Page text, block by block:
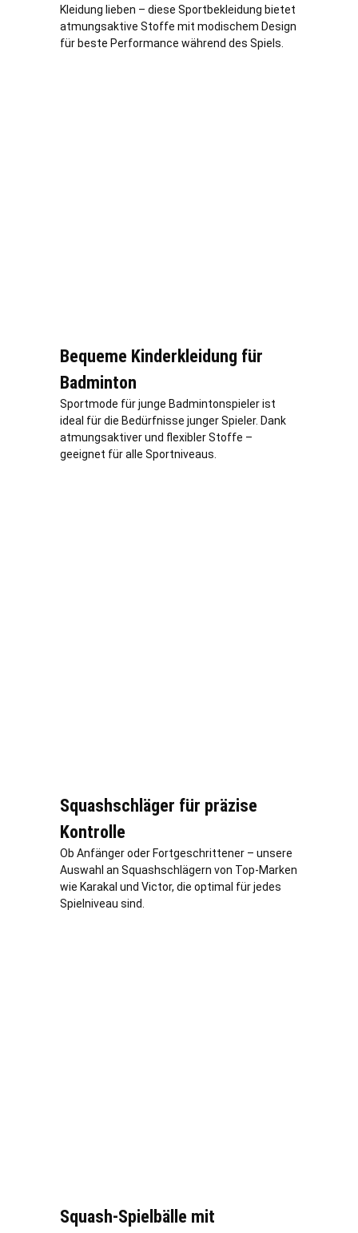
Kleidung lieben – diese Sportbekleidung bietet
atmungsaktive Stoffe mit modischem Design
für beste Performance während des Spiels.
Bequeme Kinderkleidung für
Badminton
Sportmode für junge Badmintonspieler ist
ideal für die Bedürfnisse junger Spieler. Dank
atmungsaktiver und flexibler Stoffe –
geeignet für alle Sportniveaus.
Squashschläger für präzise
Kontrolle
Ob Anfänger oder Fortgeschrittener – unsere
Auswahl an Squashschlägern von Top-Marken
wie Karakal und Victor, die optimal für jedes
Spielniveau sind.
Squash-Spielbälle mit